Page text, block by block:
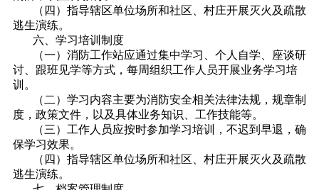
（四）指导辖区单位场所和社区、村庄开展灭火及疏散
逃生演练。
六、学习培训制度
（一）消防工作站应通过集中学习、个人自学、座谈研
讨、跟班见学等方式，每周组织工作人员开展业务学习培
训。
（二）学习内容主要为消防安全相关法律法规，规章制
度，政策文件，以及具体业务知识、工作技能等。
（三）工作人员应按时参加学习培训，不迟到早退，确
保学习效果。
（四）指导辖区单位场所和社区、村庄开展灭火及疏散
逃生演练。